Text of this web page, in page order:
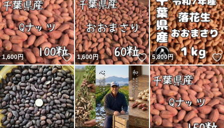
1,600円 いいね！
1,600円 いいね！
5,800円